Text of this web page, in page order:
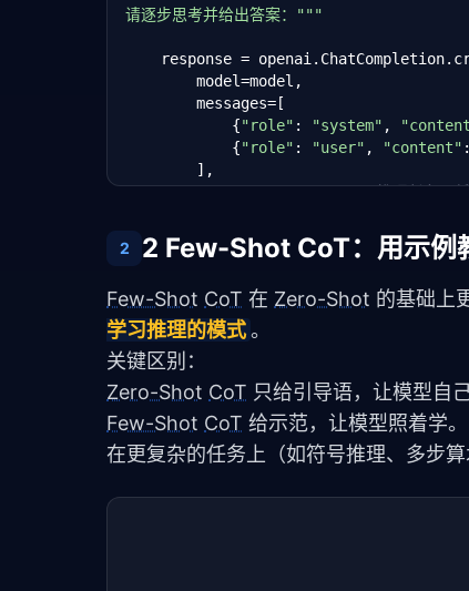
请逐步思考并给出答案："""
response =
        model=model,
        messages=[
            {
"role" : "system" ,
            {
"role" : "user" , "content"
        ],
        temperature=
0.0, # 推理任务用低
    )
return response.choices[ 0
# 测试数学题
question =
小明有 120 元，买了一本书花了 35 元，
又买了 3 支笔，每支 8 元。
请问他还剩多少钱？
"""
result = zero_shot_cot(question)
print(result)
2 2 Few-Shot CoT：用示例
Few-Shot CoT 在 Zero-Shot 的基础上
学习推理的模式。
关键区别：
Zero-Shot CoT 只给引导语，让模型自己
Few-Shot CoT 给示范，让模型照着学。
在更复杂的任务上（如符号推理、多步算